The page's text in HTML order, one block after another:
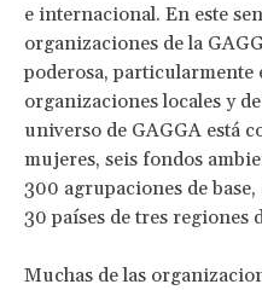
e internacional. En este
organizaciones de la
poderosa, particularmente
organizaciones locales y
universo de GAGGA está
mujeres, seis fondos
300 agrupaciones de
30 países de tres regiones
Muchas de las